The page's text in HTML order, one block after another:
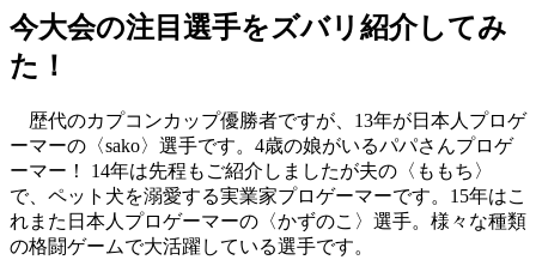
今大会の注目選手をズバリ紹介してみ
た！
歴代のカプコンカップ優勝者ですが、13年が日本人プロゲ
ーマーの〈sako〉選手です。4歳の娘がいるパパさんプロゲ
ーマー！ 14年は先程もご紹介しましたが夫の〈ももち〉
で、ペット犬を溺愛する実業家プロゲーマーです。15年はこ
れまた日本人プロゲーマーの〈かずのこ〉選手。様々な種類
の格闘ゲームで大活躍している選手です。